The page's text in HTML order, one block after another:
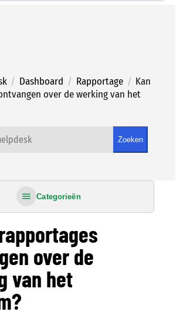
/ Dashboard / Rapportage / Kan
over de werking van het
Zoeken
Categorieën
over de
van het